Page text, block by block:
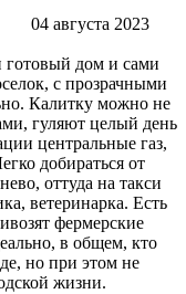
04 августа 2023
дом и сами
с прозрачными
Калитку можно не
гуляют целый день
центральные газ,
добираться от
оттуда на такси
ветеринарка. Есть
фермерские
в общем, кто
но при этом не
жизни.